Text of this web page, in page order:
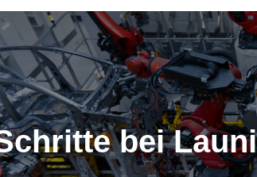
bei